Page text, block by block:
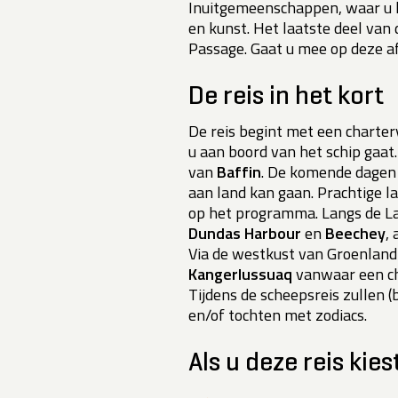
Inuitgemeenschappen, waar
en kunst. Het laatste deel van
Passage. Gaat u mee op deze
De reis in het kort
De reis begint met een
u aan boord van het schip
van Baffin. De komende
aan land kan gaan. Prachtige
op het programma. Langs de
Dundas Harbouren Beechey,
Via de westkust van
Kangerlussuaqvanwaar een
Tijdens de scheepsreis zullen
en/of tochten met zodiacs.
Als u deze reis